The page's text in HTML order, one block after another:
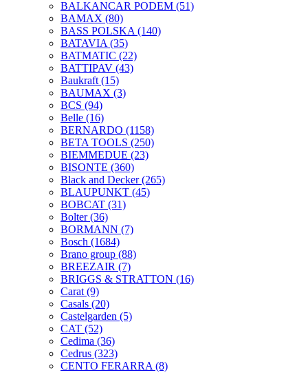
BALKANCAR PODEM (51)
BAMAX (80)
BASS POLSKA (140)
BATAVIA (35)
BATMATIC (22)
BATTIPAV (43)
Baukraft (15)
BAUMAX (3)
BCS (94)
Belle (16)
BERNARDO (1158)
BETA TOOLS (250)
BIEMMEDUE (23)
BISONTE (360)
Black and Decker(265)
BLAUPUNKT (45)
BOBCAT (31)
Bolter(36)
BORMANN (7)
Bosch (1684)
Brano group (88)
BREEZAIR (7)
BRIGGS & STRATTON (16)
Carat (9)
Casals (20)
Castelgarden (5)
CAT (52)
Cedima (36)
Cedrus (323)
CENTO FERARRA (8)